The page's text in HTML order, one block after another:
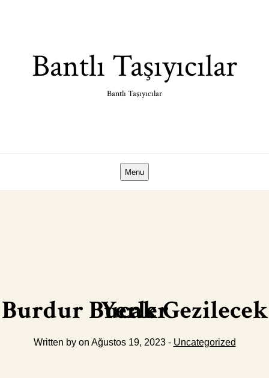
Bantlı Taşıyıcılar
Bantlı Taşıyıcılar
Menu
Burdur Bucak Gezilecek Yerler
Written by on Ağustos 19, 2023 - Uncategorized